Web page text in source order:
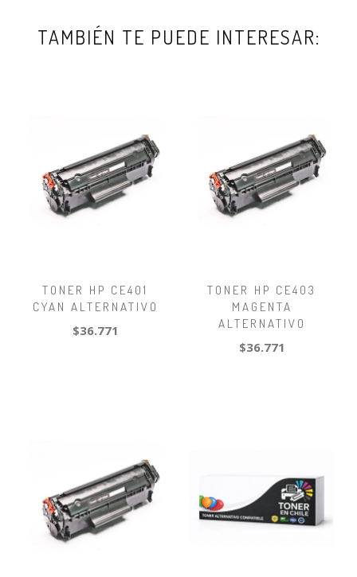
TAMBIÉN TE PUEDE INTERESAR:
TONER HP CE401
CYAN ALTERNATIVO
$36.771
TONER HP CE403
MAGENTA
ALTERNATIVO
$36.771